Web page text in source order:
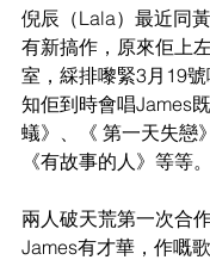
倪辰（Lala）最近同
有新搞作，原來佢上
室，綵排嚟緊3月19
知佢到時會唱James
蟻》、《 第一天失戀
《有故事的人》等等。
兩人破天荒第一次合
James有才華，作嘅